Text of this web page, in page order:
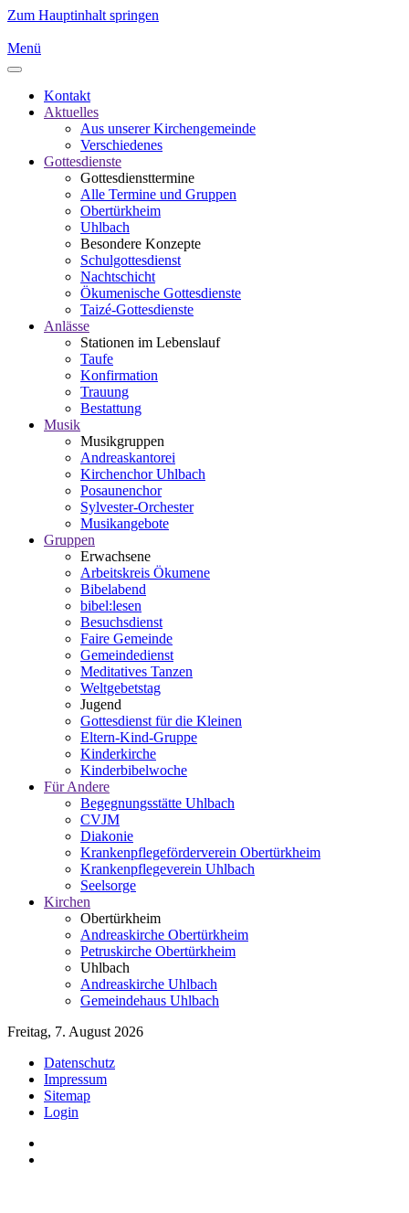
Zum Hauptinhalt springen
Menü
Kontakt
Aktuelles
Aus unserer Kirchengemeinde
Verschiedenes
Gottesdienste
Gottesdiensttermine
Alle Termine und Gruppen
Obertürkheim
Uhlbach
Besondere Konzepte
Schulgottesdienst
Nachtschicht
Ökumenische Gottesdienste
Taizé-Gottesdienste
Anlässe
Stationen im Lebenslauf
Taufe
Konfirmation
Trauung
Bestattung
Musik
Musikgruppen
Andreaskantorei
Kirchenchor Uhlbach
Posaunenchor
Sylvester-Orchester
Musikangebote
Gruppen
Erwachsene
Arbeitskreis Ökumene
Bibelabend
bibel:lesen
Besuchsdienst
Faire Gemeinde
Gemeindedienst
Meditatives Tanzen
Weltgebetstag
Jugend
Gottesdienst für die Kleinen
Eltern-Kind-Gruppe
Kinderkirche
Kinderbibelwoche
Für Andere
Begegnungsstätte Uhlbach
CVJM
Diakonie
Krankenpflegeförderverein Obertürkheim
Krankenpflegeverein Uhlbach
Seelsorge
Kirchen
Obertürkheim
Andreaskirche Obertürkheim
Petruskirche Obertürkheim
Uhlbach
Andreaskirche Uhlbach
Gemeindehaus Uhlbach
Freitag, 7. August 2026
Datenschutz
Impressum
Sitemap
Login